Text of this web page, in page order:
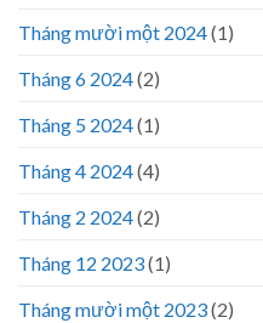
Tháng mười một 2024(1)
Tháng 6 2024(2)
Tháng 5 2024(1)
Tháng 4 2024(4)
Tháng 2 2024(2)
Tháng 12 2023(1)
Tháng mười một 2023(2)